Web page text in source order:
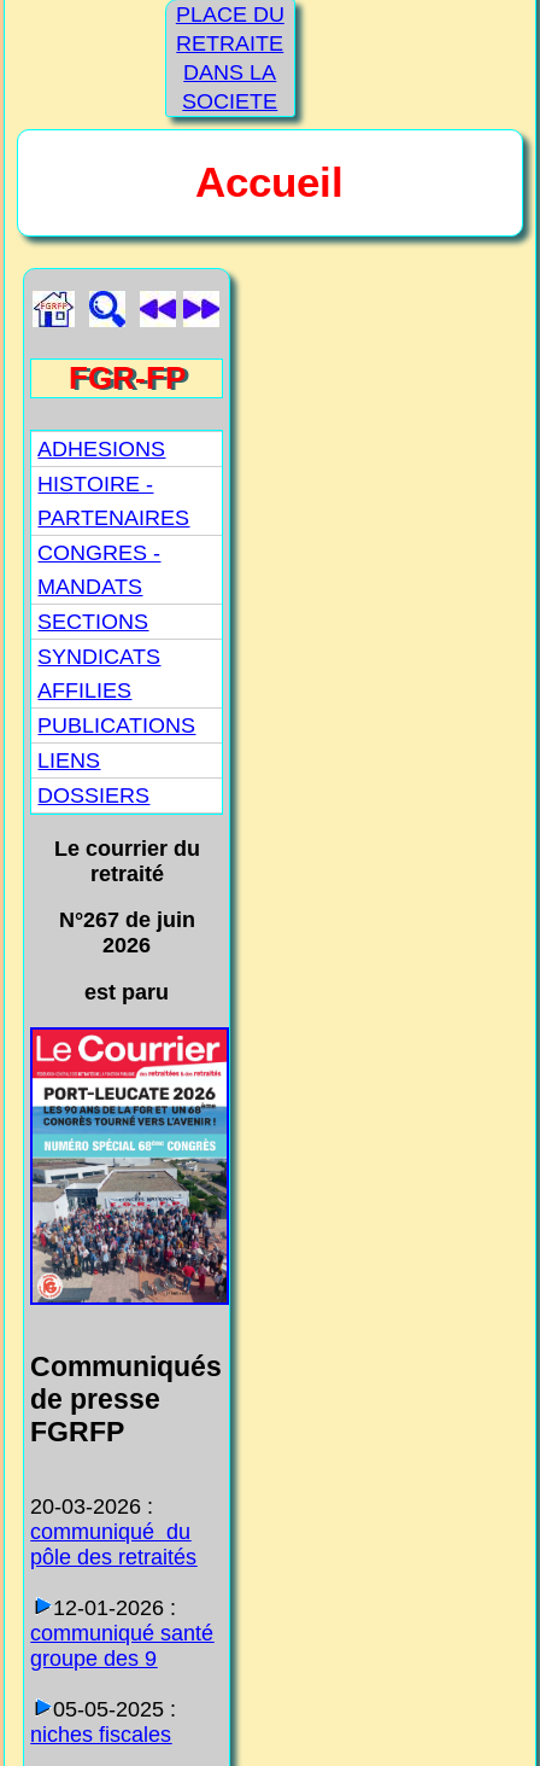
PLACE DU
RETRAITE
DANS LA
SOCIETE
Accueil
FGR-FP
ADHESIONS
HISTOIRE -
PARTENAIRES
CONGRES -
MANDATS
SECTIONS
SYNDICATS
AFFILIES
PUBLICATIONS
LIENS
DOSSIERS
Le courrier du
retraité
N°267 de juin
2026
est paru
Communiqués
de presse
FGRFP
20-03-2026 :
communiqué du
pôle des retraités
12-01-2026 :
communiqué santé
groupe des 9
05-05-2025 :
niches fiscales